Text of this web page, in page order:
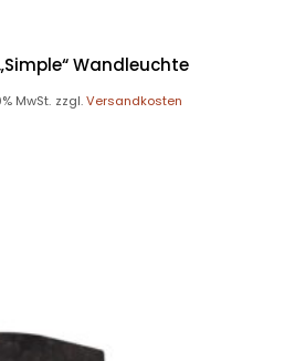
„Simple“ Wandleuchte
MwSt. zzgl.Versandkosten